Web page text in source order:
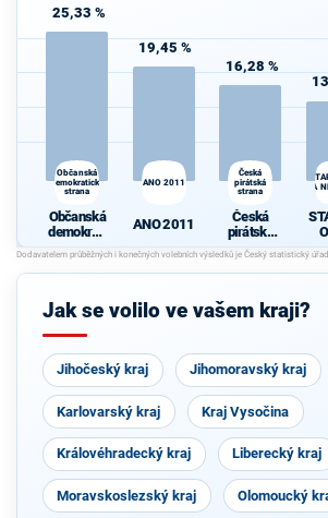
25,33 %
Občanská
demokratická
strana
Občanská
demokrati
cká strana
19,45 %
ANO 2011
ANO 2011
16,28 %
Česká
pirátská
strana
Česká
pirátská
strana
A
Jak se volilo ve vašem kraji?
Jihočeský kraj Jihomoravský kraj
Karlovarský kraj Kraj Vysočina
Královéhradecký kraj Liberecký kraj
Moravskoslezský kraj Olomoucký